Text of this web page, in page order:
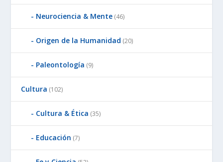
Neurociencia & Mente (46)
Origen de la Humanidad (20)
Paleontología (9)
Cultura (102)
Cultura & Ética (35)
Educación (7)